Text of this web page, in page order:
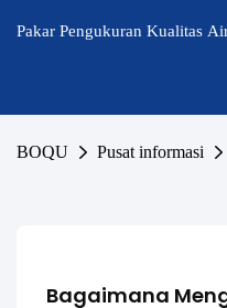
Pakar Pengukuran Kualitas
BOQU Pusat informasi
Bagaimana